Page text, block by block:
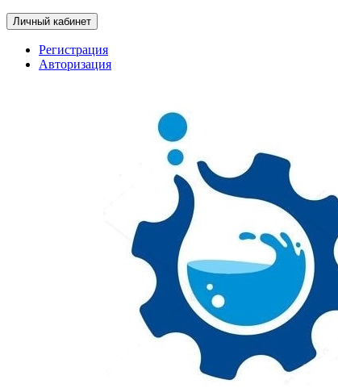
Личный кабинет
Регистрация
Авторизация